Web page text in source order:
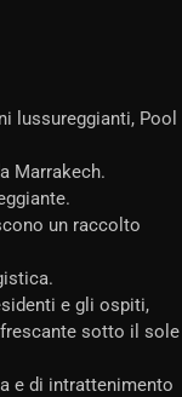
lussureggianti, Pool
Marrakech.
un raccolto
e gli ospiti,
sotto il sole
e di intrattenimento